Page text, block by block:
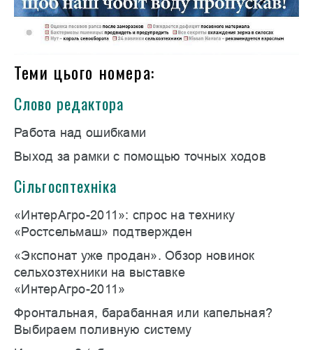
Теми цього номера:
Слово редактора
Работа над ошибками
Выход за рамки с помощью точных ходов
Сільгосптехніка
«ИнтерАгро-2011»: спрос на технику
«Ростсельмаш» подтвержден
«Экспонат уже продан». Обзор новинок
сельхозтехники на выставке
«ИнтерАгро-2011»
Фронтальная, барабанная или капельная?
Выбираем поливную систему